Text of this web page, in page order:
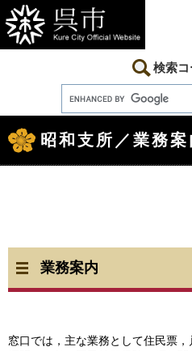
ー
ジ
の
ニ
ュ
ー
本
へ
検索
文
昭和支所／業務案
業務案内
窓口では，主な業務として住民票